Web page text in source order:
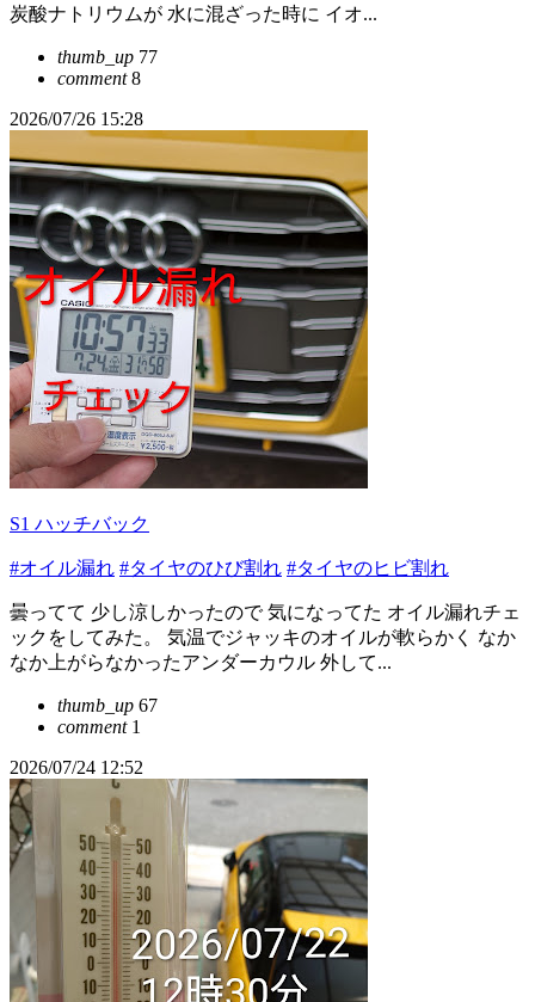
炭酸ナトリウムが 水に混ざった時に イオ...
thumb_up 77
comment8
2026/07/26 15:28
S1 ハッチバック
#オイル漏れ #タイヤのひび割れ #タイヤのヒビ割れ
曇ってて 少し涼しかったので 気になってた オイル漏れチェ
ックをしてみた。 気温でジャッキのオイルが軟らかく なか
なか上がらなかったアンダーカウル 外して...
thumb_up 67
comment1
2026/07/24 12:52